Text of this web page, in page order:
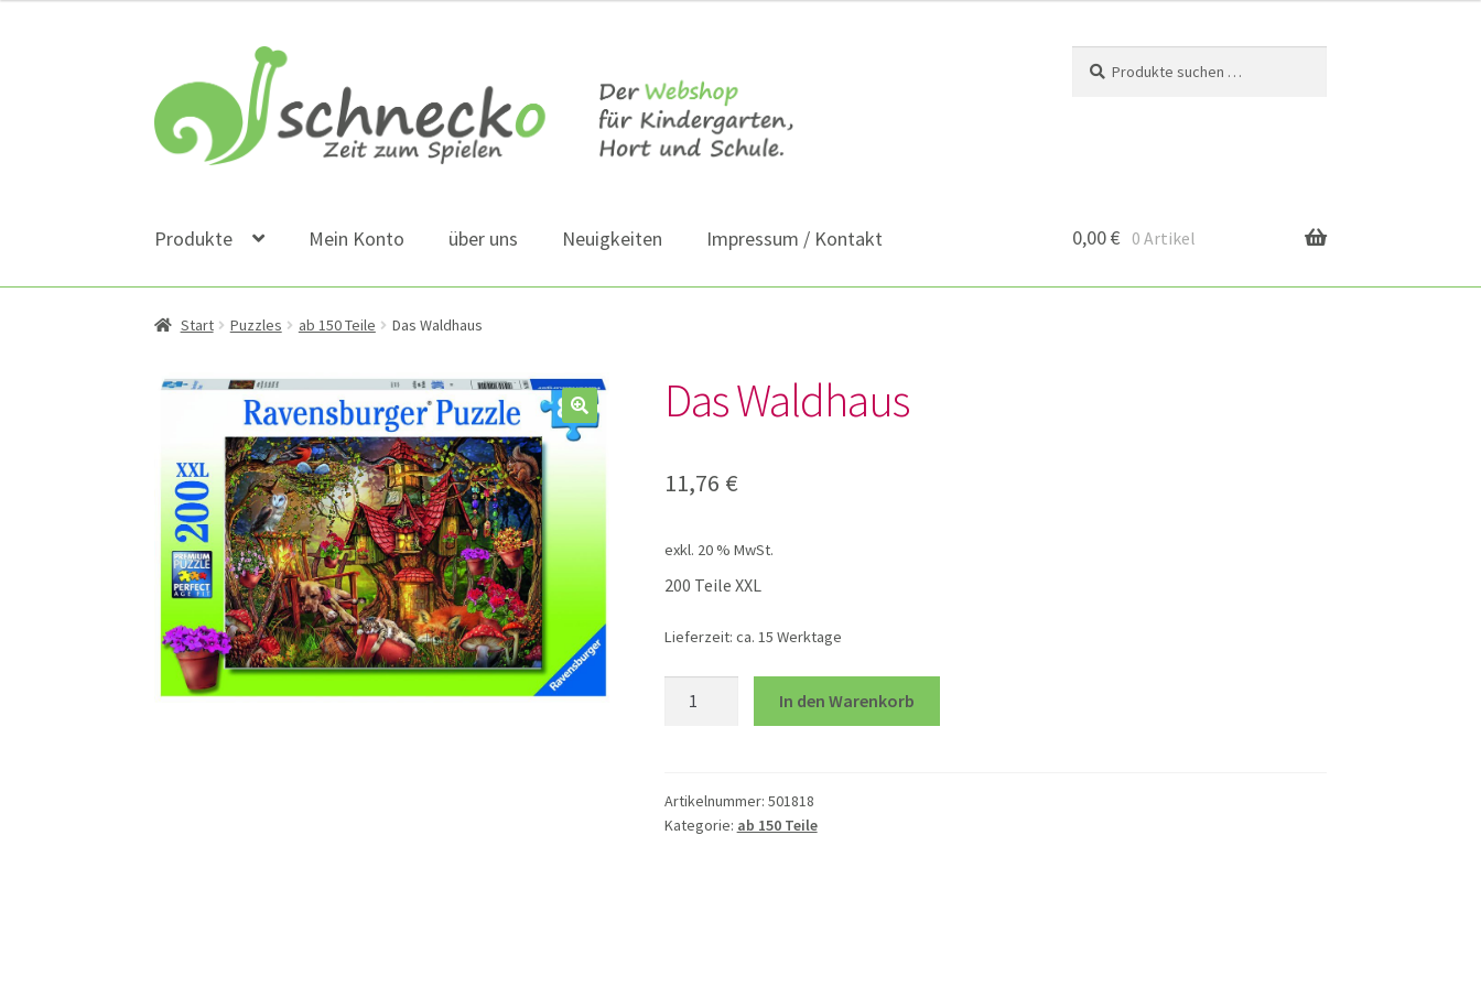
Navigation
springen
Inhalt
springen
nach:
Produkte Mein Konto über uns Neuigkeiten Impressum / Kontakt 0,00€ 0 Artikel
Start Puzzles ab 150 Teile Das Waldhaus
Das Waldhaus
11,76 €
exkl. 20 % MwSt.
200 Teile XXL
Lieferzeit: ca. 15 Werktage
In den Warenkorb
Artikelnummer: 501818
Kategorie: ab 150 Teile